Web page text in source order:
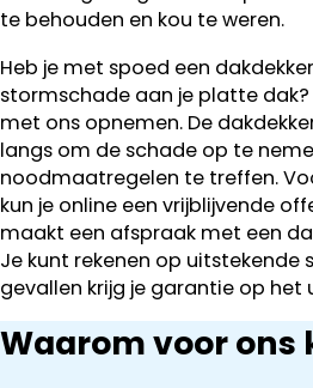
te behouden en kou te weren.
Heb je met spoed een
stormschade aan je platte
met ons opnemen. De
langs om de schade op te
noodmaatregelen te treffen.
kun je online een vrijblijvende
maakt een afspraak met een
Je kunt rekenen op uitstekende
gevallen krijg je garantie op het
Waarom voor ons